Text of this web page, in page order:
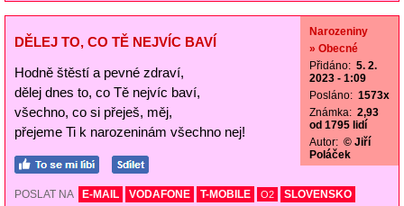
DĚLEJ TO, CO TĚ NEJVÍC BAVÍ
Hodně štěstí a pevné zdraví,
dělej dnes to, co Tě nejvíc baví,
všechno, co si přeješ, měj,
přejeme Ti k narozeninám všechno nej!
Narozeniny
» Obecné
Přidáno: 5. 2.
2023 - 1:09
Posláno: 1573x
Známka: 2,93
od 1795 lidí
Autor: © Jiří
Poláček
POSLAT NA E-MAIL VODAFONE T-MOBILE O2
SLOVENSKO